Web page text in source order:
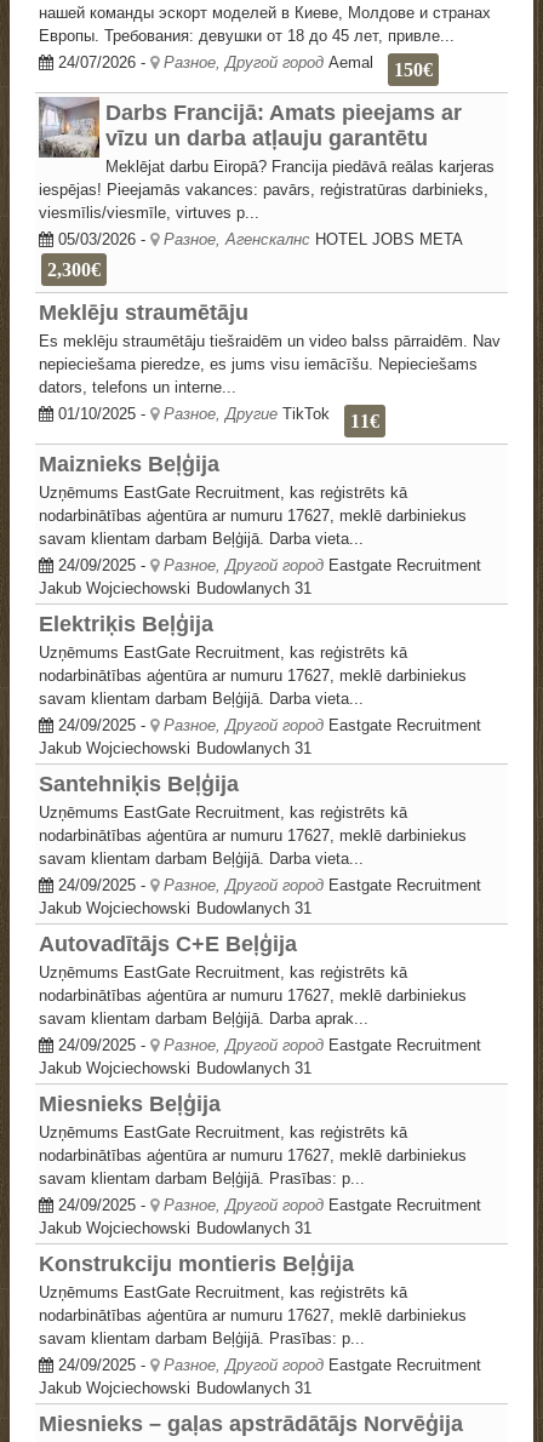
нашей команды эскорт моделей в Киеве, Молдове и странах
Европы. Требования: девушки от 18 до 45 лет, привле...
24/07/2026- Разное, Другой город Aemal 150€
Darbs Francijā: Amats pieejams ar
vīzu un darba atļauju garantētu
Meklējat darbu Eiropā? Francija piedāvā reālas karjeras
iespējas! Pieejamās vakances: pavārs, reģistratūras darbinieks,
viesmīlis/viesmīle, virtuves p...
05/03/2026- Разное, Агенскалнс HOTEL JOBS META
2,300€
Meklēju straumētāju
Es meklēju straumētāju tiešraidēm un video balss pārraidēm. Nav
nepieciešama pieredze, es jums visu iemācīšu. Nepieciešams
dators, telefons un interne...
01/10/2025- Разное, Другие TikTok 11€
Maiznieks Beļģija
Uzņēmums EastGate Recruitment, kas reģistrēts kā
nodarbinātības aģentūra ar numuru 17627, meklē darbiniekus
savam klientam darbam Beļģijā. Darba vieta...
24/09/2025- Разное, Другой город Eastgate Recruitment
Jakub Wojciechowski Budowlanych 31
Elektriķis Beļģija
Uzņēmums EastGate Recruitment, kas reģistrēts kā
nodarbinātības aģentūra ar numuru 17627, meklē darbiniekus
savam klientam darbam Beļģijā. Darba vieta...
24/09/2025- Разное, Другой город Eastgate Recruitment
Jakub Wojciechowski Budowlanych 31
Santehniķis Beļģija
Uzņēmums EastGate Recruitment, kas reģistrēts kā
nodarbinātības aģentūra ar numuru 17627, meklē darbiniekus
savam klientam darbam Beļģijā. Darba vieta...
24/09/2025- Разное, Другой город Eastgate Recruitment
Jakub Wojciechowski Budowlanych 31
Autovadītājs C+E Beļģija
Uzņēmums EastGate Recruitment, kas reģistrēts kā
nodarbinātības aģentūra ar numuru 17627, meklē darbiniekus
savam klientam darbam Beļģijā. Darba aprak...
24/09/2025- Разное, Другой город Eastgate Recruitment
Jakub Wojciechowski Budowlanych 31
Miesnieks Beļģija
Uzņēmums EastGate Recruitment, kas reģistrēts kā
nodarbinātības aģentūra ar numuru 17627, meklē darbiniekus
savam klientam darbam Beļģijā. Prasības: p...
24/09/2025- Разное, Другой город Eastgate Recruitment
Jakub Wojciechowski Budowlanych 31
Konstrukciju montieris Beļģija
Uzņēmums EastGate Recruitment, kas reģistrēts kā
nodarbinātības aģentūra ar numuru 17627, meklē darbiniekus
savam klientam darbam Beļģijā. Prasības: p...
24/09/2025- Разное, Другой город Eastgate Recruitment
Jakub Wojciechowski Budowlanych 31
Miesnieks – gaļas apstrādātājs Norvēģija